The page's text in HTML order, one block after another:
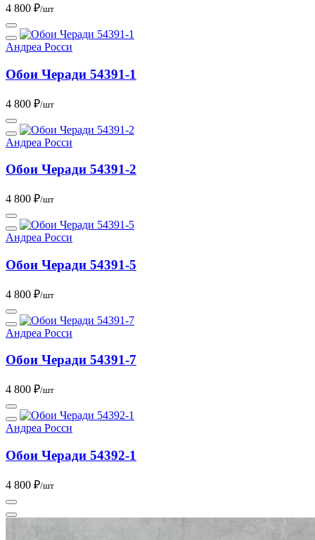
4 800 ₽/шт
Андреа Росси
Обои Черади 54391-1
4 800 ₽/шт
Андреа Росси
Обои Черади 54391-2
4 800 ₽/шт
Андреа Росси
Обои Черади 54391-5
4 800 ₽/шт
Андреа Росси
Обои Черади 54391-7
4 800 ₽/шт
Андреа Росси
Обои Черади 54392-1
4 800 ₽/шт